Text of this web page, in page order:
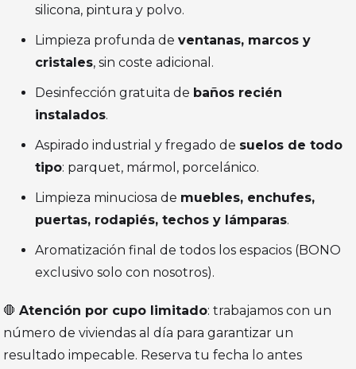
silicona, pintura y polvo.
Limpieza profunda deventanas, marcos y
cristales, sin coste adicional.
Desinfección gratuita de baños recién
instalados.
Aspirado industrial y fregado de suelos de todo
tipo: parquet, mármol, porcelánico.
Limpieza minuciosa de muebles, enchufes,
puertas, rodapiés, techos y lámparas.
Aromatización final de todos los espacios (BONO
exclusivo solo con nosotros).
🛑Atención por cupo limitado: trabajamos con un
número de viviendas al día para garantizar un
resultado impecable. Reserva tu fecha lo antes